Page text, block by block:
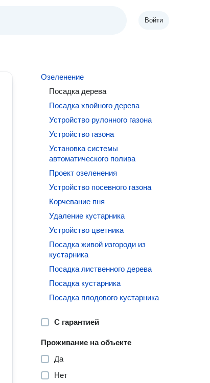
Войти
Озеленение
Посадка дерева
Посадка хвойного дерева
Устройство рулонного газона
Устройство газона
Установка системы
автоматического полива
Проект озеленения
Устройство посевного газона
Корчевание пня
Удаление кустарника
Устройство цветника
Посадка живой изгороди из
кустарника
Посадка лиственного дерева
Посадка кустарника
Посадка плодового кустарника
С гарантией
Проживание на объекте
Да
Нет